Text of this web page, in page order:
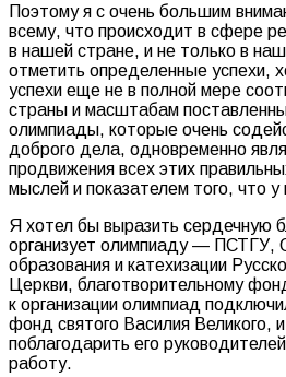
Поэтому я с очень большим
всему, что происходит в сфере
в нашей стране, и не только в
отметить определенные успехи,
успехи еще не в полной мере
страны и масштабам
олимпиады, которые очень
доброго дела, одновременно
продвижения всех этих
мыслей и показателем того, что у
Я хотел бы выразить сердечную
организует олимпиаду — ПСТГУ,
образования и катехизации
Церкви, благотворительному
к организации олимпиад
фонд святого Василия Великого,
поблагодарить его
работу.